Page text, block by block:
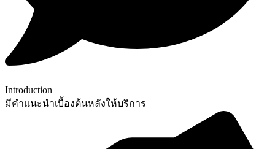
Introduction
มีคำแนะนำเบื้องต้นหลังให้บริการ